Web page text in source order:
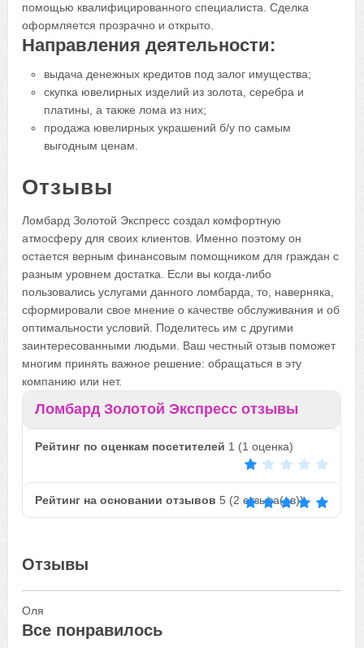
помощью квалифицированного специалиста. Сделка
оформляется прозрачно и открыто.
Направления деятельности:
выдача денежных кредитов под залог имущества;
скупка ювелирных изделий из золота, серебра и
платины, а также лома из них;
продажа ювелирных украшений б/у по самым
выгодным ценам.
Отзывы
Ломбард Золотой Экспресс создал комфортную
атмосферу для своих клиентов. Именно поэтому он
остается верным финансовым помощником для граждан с
разным уровнем достатка. Если вы когда-либо
пользовались услугами данного ломбарда, то, наверняка,
сформировали свое мнение о качестве обслуживания и об
оптимальности условий. Поделитесь им с другими
заинтересованными людьми. Ваш честный отзыв поможет
многим принять важное решение: обращаться в эту
компанию или нет.
Ломбард Золотой Экспресс отзывы
Рейтинг по оценкам посетителей 1 (1 оценка)
Рейтинг на основании отзывов 5 (2 отзыва(ов))
Отзывы
Оля
Все понравилось